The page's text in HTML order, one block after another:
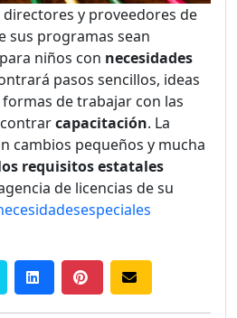
y proveedores de
sus programas sean
niños con necesidades
pasos sencillos, ideas
de trabajar con las
capacitación. La
cambios pequeños y mucha
requisitos estatales
de licencias de su